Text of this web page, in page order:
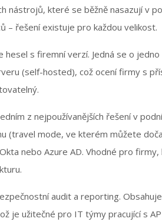
nástrojů, které se běžně nasazují v
– řešení existuje pro každou velikost.
hesel s firemní verzí. Jedná se o
(self-hosted), což ocení firmy s
z nejpoužívanějších řešení v
(travel mode, ve kterém můžete
nebo Azure AD. Vhodné pro
audit a reporting.
je užitečné pro IT týmy pracující s